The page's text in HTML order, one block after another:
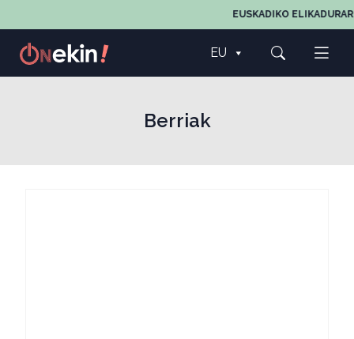
EUSKADIKO
EU
Berriak